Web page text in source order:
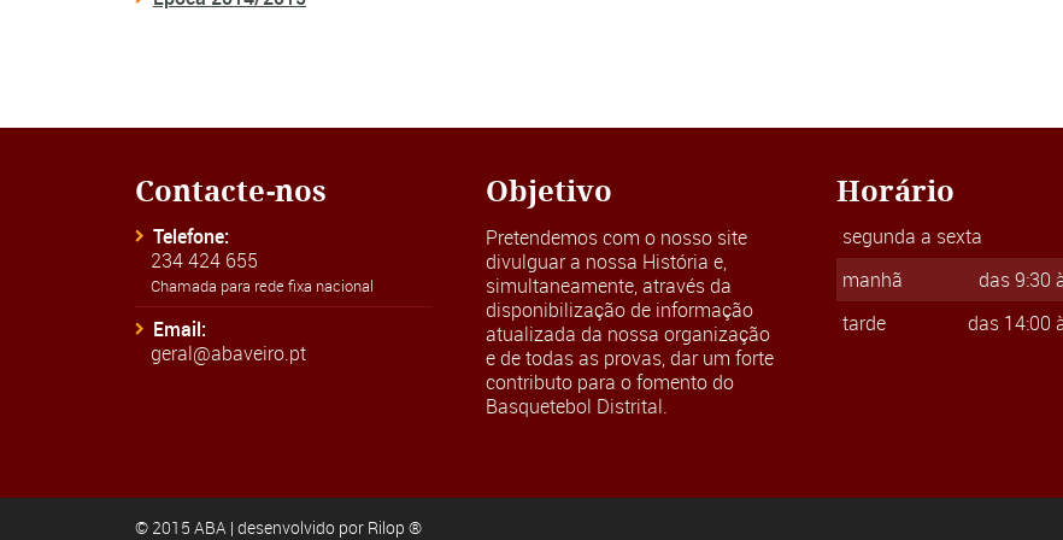
Contacte-nos
Telefone:
234 424 655
Chamada para rede fixa nacional
Email:
geral@abaveiro.pt
Objetivo
Pretendemos com o nosso site
divulguar a nossa História e,
simultaneamente, através da
disponibilização de informação
atualizada da nossa organização
e de todas as provas, dar um forte
contributo para o fomento do
Basquetebol Distrital.
Horário
segunda a sexta
manhã
das 9:30
tarde
das 14:00
© 2015 ABA | desenvolvido por Rilop ®